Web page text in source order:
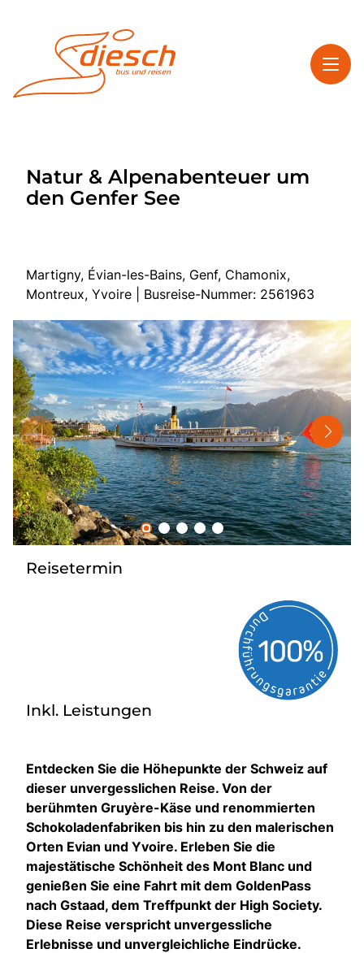
Service
Kontakt
Start
Mehrtagesreisen
Tagesfahrten
Bus anmieten
Nahverkehr
Kataloge
Kontakt
Natur & Alpenabenteuer um
den Genfer See
Martigny, Évian-les-Bains, Genf, Chamonix,
Montreux, Yvoire | Busreise-Nummer: 2561963
Reisetermin
Inkl. Leistungen
Entdecken Sie die Höhepunkte der Schweiz auf
dieser unvergesslichen Reise. Von der
berühmten Gruyère-Käse und renommierten
Schokoladenfabriken bis hin zu den malerischen
Orten Evian und Yvoire. Erleben Sie die
majestätische Schönheit des Mont Blanc und
genießen Sie eine Fahrt mit dem GoldenPass
nach Gstaad, dem Treffpunkt der High Society.
Diese Reise verspricht unvergessliche
Erlebnisse und unvergleichliche Eindrücke.